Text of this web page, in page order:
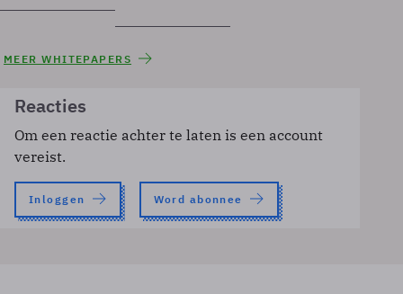
MEER WHITEPAPERS
Reacties
Om een reactie achter te laten is een account
vereist.
Inloggen Word abonnee